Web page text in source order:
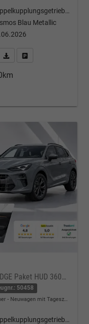
Doppelkupplungsgetriebe (DSG)
Blau Metallic
& Angebot anfordern
PDF-Datei, Fahrzeugexposé
Business 1.5eTSI DSG BusinessP. EDGE Paket HUD 360Cam- DIGITAL DRIVE - INTELLIGENT L Gepäcktrennnetz
50458
Neuwagen mit Tageszulassung
Doppelkupplungsgetriebe (DSG)